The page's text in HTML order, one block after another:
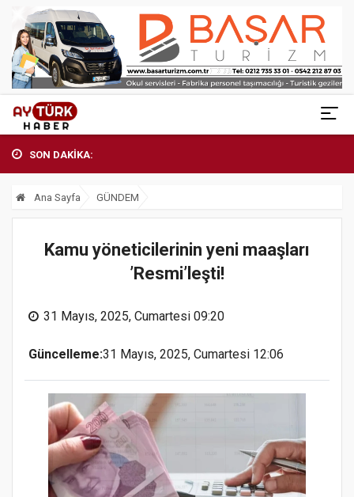
SON DAKİKA:
Ana Sayfa GÜNDEM
Kamu yöneticilerinin yeni maaşları
’Resmi’leşti!
31 Mayıs, 2025, Cumartesi 09:20
Güncelleme:31 Mayıs, 2025, Cumartesi 12:06